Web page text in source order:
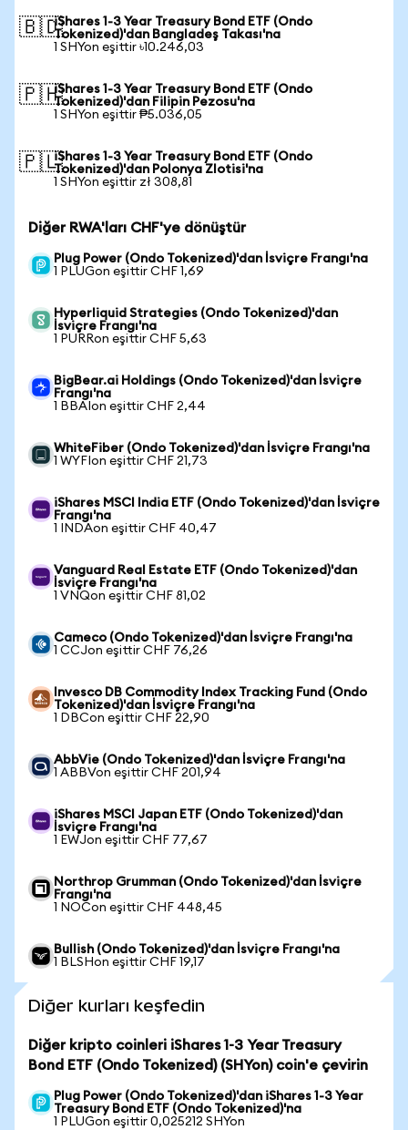
🇧🇩iShares 1-3 Year Treasury Bond ETF (Ondo
Tokenized)'dan Bangladeş Takası'na
1 SHYon eşittir ৳10.246,03
🇵🇭iShares 1-3 Year Treasury Bond ETF (Ondo
Tokenized)'dan Filipin Pezosu'na
1 SHYon eşittir ₱5.036,05
🇵🇱iShares 1-3 Year Treasury Bond ETF (Ondo
Tokenized)'dan Polonya Zlotisi'na
1 SHYon eşittir zł 308,81
Diğer RWA'ları CHF'ye dönüştür
Plug Power (Ondo Tokenized)'dan İsviçre Frangı'na
1 PLUGon eşittir CHF 1,69
Hyperliquid Strategies (Ondo Tokenized)'dan
İsviçre Frangı'na
1 PURRon eşittir CHF 5,63
BigBear.ai Holdings (Ondo Tokenized)'dan İsviçre
Frangı'na
1 BBAIon eşittir CHF 2,44
WhiteFiber (Ondo Tokenized)'dan İsviçre Frangı'na
1 WYFIon eşittir CHF 21,73
iShares MSCI India ETF (Ondo Tokenized)'dan İsviçre
Frangı'na
1 INDAon eşittir CHF 40,47
Vanguard Real Estate ETF (Ondo Tokenized)'dan
İsviçre Frangı'na
1 VNQon eşittir CHF 81,02
Cameco (Ondo Tokenized)'dan İsviçre Frangı'na
1 CCJon eşittir CHF 76,26
Invesco DB Commodity Index Tracking Fund (Ondo
Tokenized)'dan İsviçre Frangı'na
1 DBCon eşittir CHF 22,90
AbbVie (Ondo Tokenized)'dan İsviçre Frangı'na
1 ABBVon eşittir CHF 201,94
iShares MSCI Japan ETF (Ondo Tokenized)'dan
İsviçre Frangı'na
1 EWJon eşittir CHF 77,67
Northrop Grumman (Ondo Tokenized)'dan İsviçre
Frangı'na
1 NOCon eşittir CHF 448,45
Bullish (Ondo Tokenized)'dan İsviçre Frangı'na
1 BLSHon eşittir CHF 19,17
Diğer kurları keşfedin
Diğer kripto coinleri iShares 1-3 Year Treasury
Bond ETF (Ondo Tokenized) (SHYon) coin'e çevirin
Plug Power (Ondo Tokenized)'dan iShares 1-3 Year
Treasury Bond ETF (Ondo Tokenized)'na
1 PLUGon eşittir 0,025212 SHYon